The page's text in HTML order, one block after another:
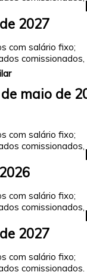
2027
com salário fixo;
comissionados,
maio de
com salário fixo;
comissionados,
com salário fixo;
comissionados,
2027
com salário fixo;
comissionados.